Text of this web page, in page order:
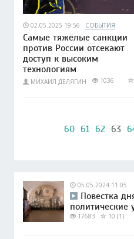
02.05.2025 19:56 СОБЫТИЯ
Самые тяжёлые санкции
против России отсекают
доступ к высоким
технологиям
МИХАИЛ ДЕЛЯГИН 1036
60 61 62 63
05.05.2024 11:05
Повестка
политические
17683 10 (1)